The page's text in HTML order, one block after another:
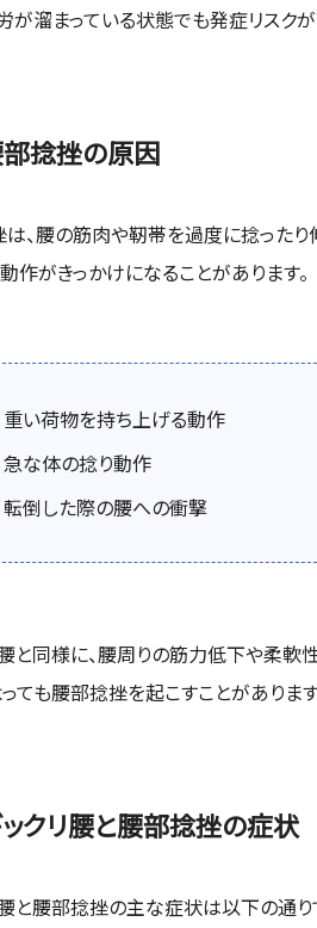
が溜まっている状態でも発症リスクが
捻挫の原因
、腰の筋肉や靭帯を過度に捻ったり
作がきっかけになることがあります。
重い荷物を持ち上げる動作
急な体の捻り動作
転倒した際の腰への衝撃
と同様に、腰周りの筋力低下や柔
ても腰部捻挫を起こすことがあります
クリ腰と腰部捻挫の症状
と腰部捻挫の主な症状は以下の通り